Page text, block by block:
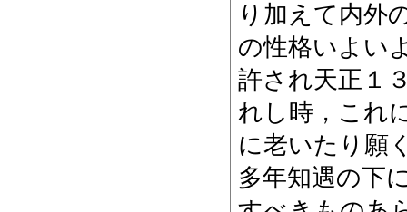
り加えて内外
の性格いよい
許され天正１
れし時，これ
に老いたり願
多年知遇の下